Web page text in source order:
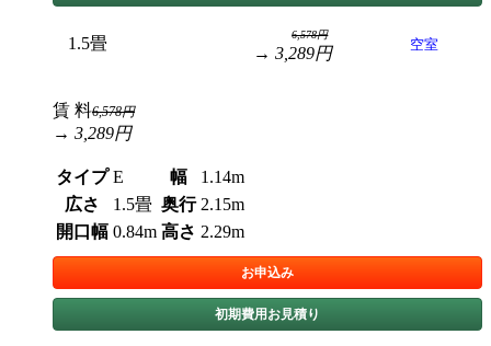
1.5畳 6,578円
→ 3,289円 空室
賃 料6,578円
→ 3,289円
タイプ E 幅
1.14m
広さ
1.5畳 奥行 2.15m
開口幅 0.84m 高さ 2.29m
お申込み
初期費用お見積り